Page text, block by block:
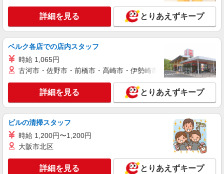
キープ 詳細を見る
パート 職業紹介
調剤薬局（栃木県宇都宮市）【アイデムエージェント薬剤師】
薬剤師（職業紹介）
栃木県宇都宮市 【変更の範囲：会社の定める
キープ 詳細を見る
職業紹介
調剤薬局（栃木県宇都宮市）【アイデムエージェント薬剤師】
薬剤師（職業紹介）
詳細を見る とりあえずキープ
ベルク各店での店内スタッフ
時給 1,065円
古河市・佐野市・前橋市・高崎市・伊勢崎市・太田市・館林市
詳細を見る とりあえずキープ
ビルの清掃スタッフ
時給 1,200円〜1,200円
大阪市北区
詳細を見る とりあえずキープ